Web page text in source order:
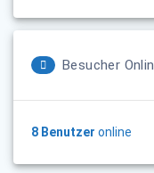
Besucher
8 Benutzer online